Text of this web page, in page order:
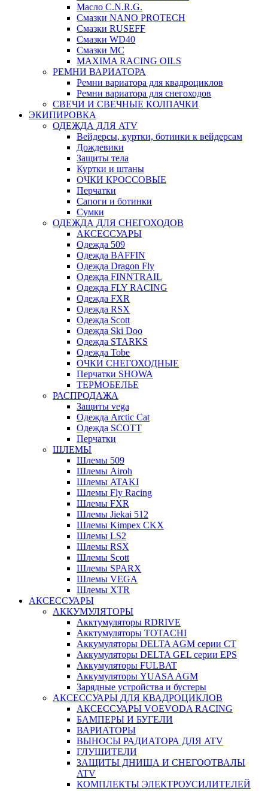
Масло C.N.R.G.
Смазки NANO PROTECH
Смазки RUSEFF
Смазки WD40
Смазки МС
MAXIMA RACING OILS
РЕМНИ ВАРИАТОРА
Ремни вариатора для квадроциклов
Ремни вариатора для снегоходов
СВЕЧИ И СВЕЧНЫЕ КОЛПАЧКИ
ЭКИПИРОВКА
ОДЕЖДА ДЛЯ ATV
Вейдерсы, куртки, ботинки к вейдерсам
Дождевики
Защиты тела
Куртки и штаны
ОЧКИ КРОССОВЫЕ
Перчатки
Сапоги и ботинки
Сумки
ОДЕЖДА ДЛЯ СНЕГОХОДОВ
АКСЕССУАРЫ
Одежда 509
Одежда BAFFIN
Одежда Dragon Fly
Одежда FINNTRAIL
Одежда FLY RACING
Одежда FXR
Одежда RSX
Одежда Scott
Одежда Ski Doo
Одежда STARKS
Одежда Tobe
ОЧКИ СНЕГОХОДНЫЕ
Перчатки SHOWA
ТЕРМОБЕЛЬЕ
РАСПРОДАЖА
Защиты vega
Одежда Arctic Cat
Одежда SCOTT
Перчатки
ШЛЕМЫ
Шлемы 509
Шлемы Airoh
Шлемы ATAKI
Шлемы Fly Racing
Шлемы FXR
Шлемы Jiekai 512
Шлемы Kimpex CKX
Шлемы LS2
Шлемы RSX
Шлемы Scott
Шлемы SPARX
Шлемы VEGA
Шлемы XTR
АКСЕССУАРЫ
АККУМУЛЯТОРЫ
Акктумуляторы RDRIVE
Акктумуляторы TOTACHI
Аккумуляторы DELTA AGM серии CT
Аккумуляторы DELTA GEL серии EPS
Аккумуляторы FULBAT
Аккумуляторы YUASA AGM
Зарядные устройства и бустеры
АКСЕССУАРЫ ДЛЯ КВАДРОЦИКЛОВ
АКСЕССУАРЫ VOEVODA RACING
БАМПЕРЫ И БУГЕЛИ
ВАРИАТОРЫ
ВЫНОСЫ РАДИАТОРА ДЛЯ ATV
ГЛУШИТЕЛИ
ЗАЩИТЫ ДНИЩА И СНЕГООТВАЛЫ
ATV
КОМПЛЕКТЫ ЭЛЕКТРОУСИЛИТЕЛЕЙ